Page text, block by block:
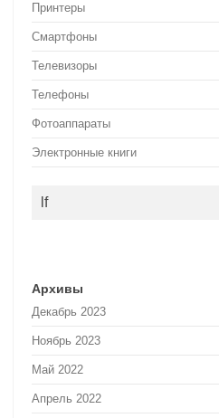
Принтеры
Смартфоны
Телевизоры
Телефоны
Фотоаппараты
Электронные книги
lf
Архивы
Декабрь 2023
Ноябрь 2023
Май 2022
Апрель 2022